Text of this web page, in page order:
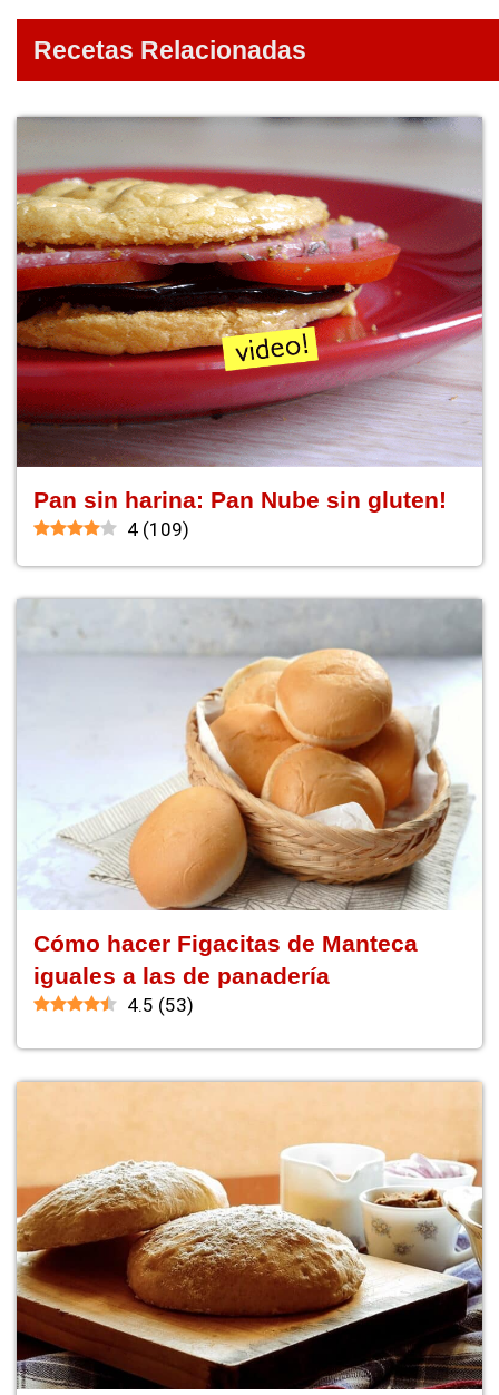
Recetas Relacionadas
Pan sin harina: Pan Nube sin gluten!
4 (109)
Cómo hacer Figacitas de Manteca
iguales a las de panadería
4.5 (53)